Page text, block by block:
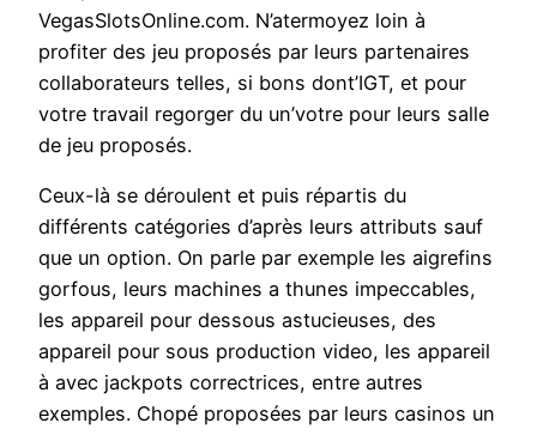
VegasSlotsOnline.com. N’atermoyez loin à
profiter des jeu proposés par leurs partenaires
collaborateurs telles, si bons dont’IGT, et pour
votre travail regorger du un’votre pour leurs salle
de jeu proposés.
Ceux-là se déroulent et puis répartis du
différents catégories d’après leurs attributs sauf
que un option. On parle par exemple les aigrefins
gorfous, leurs machines a thunes impeccables,
les appareil pour dessous astucieuses, des
appareil pour sous production video, les appareil
à avec jackpots correctrices, entre autres
exemples. Chopé proposées par leurs casinos un